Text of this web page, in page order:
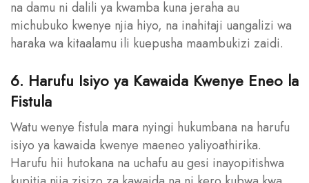
na damu ni dalili ya kwamba kuna jeraha au
michubuko kwenye njia hiyo, na inahitaji uangalizi wa
haraka wa kitaalamu ili kuepusha maambukizi zaidi.
6. Harufu Isiyo ya Kawaida Kwenye Eneo la
Fistula
Watu wenye fistula mara nyingi hukumbana na harufu
isiyo ya kawaida kwenye maeneo yaliyoathirika.
Harufu hii hutokana na uchafu au gesi inayopitishwa